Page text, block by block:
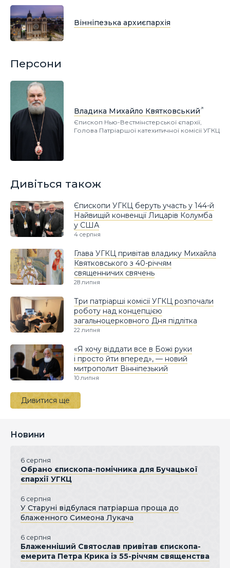
Вінніпезька архиєпархія
Персони
Владика Михайло Квятковський
Єпископ Нью-Вестмінстерської єпархії,
Голова Патріаршої катехитичної комісії УГКЦ
Дивіться також
Єпископи УГКЦ беруть участь у 144-й
Найвищій конвенції Лицарів Колумба
у США
4 серпня
Глава УГКЦ привітав владику Михайла
Квятковського з 40-річчям
священничих свячень
28 липня
Три патріарші комісії УГКЦ розпочали
роботу над концепцією
загальноцерковного Дня підлітка
22 липня
«Я хочу віддати все в Божі руки
і просто йти вперед», — новий
митрополит Вінніпезький
10 липня
Дивитися ще
Новини
6 серпня
Обрано єпископа-помічника для Бучацької
єпархії УГКЦ
6 серпня
У Старуні відбулася патріарша проща до
блаженного Симеона Лукача
6 серпня
Блаженніший Святослав привітав єпископа-
емерита Петра Крика із 55-річчям священства